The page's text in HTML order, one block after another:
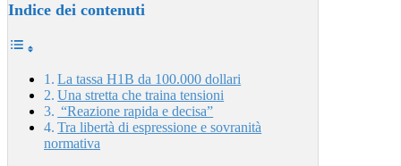
Indice dei contenuti
La tassa H1B da 100.000 dollari
Una stretta che traina tensioni
“Reazione rapida e decisa”
Tra libertà di espressione e sovranità
normativa